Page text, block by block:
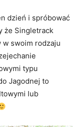
dzień i spróbować
że Singletrack
w swoim rodzaju
typu
Jagodnej to
lub